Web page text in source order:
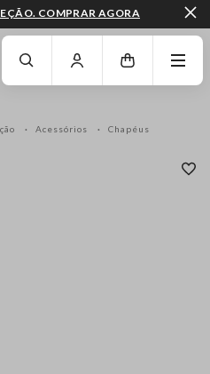
DESÇA ATÉ AO FIM DA PÁGINA
COMPRAR AGORA
Acessórios Chapéus